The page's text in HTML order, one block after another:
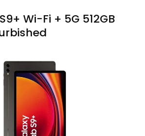
Wi-Fi + 5G 512GB